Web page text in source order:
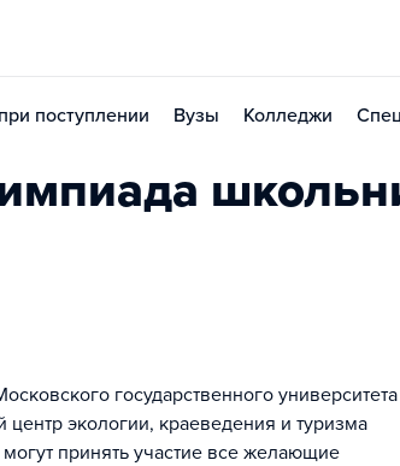
поступлении Вузы Колледжи
государственного университета
экологии, краеведения и туризма
принять участие все желающие